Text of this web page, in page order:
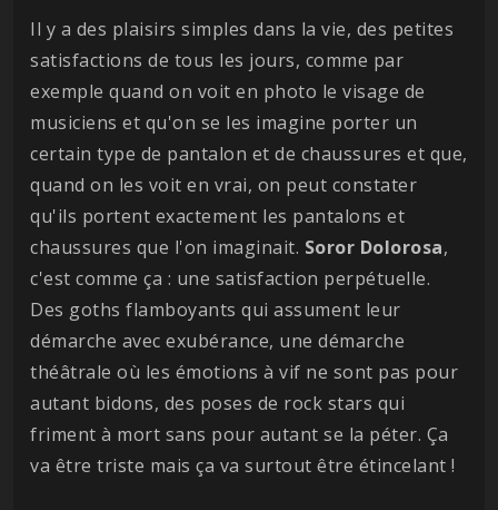
Il y a des plaisirs simples dans la vie, des petites
satisfactions de tous les jours, comme par
exemple quand on voit en photo le visage de
musiciens et qu'on se les imagine porter un
certain type de pantalon et de chaussures et que,
quand on les voit en vrai, on peut constater
qu'ils portent exactement les pantalons et
chaussures que l'on imaginait. Soror Dolorosa,
c'est comme ça : une satisfaction perpétuelle.
Des goths flamboyants qui assument leur
démarche avec exubérance, une démarche
théâtrale où les émotions à vif ne sont pas pour
autant bidons, des poses de rock stars qui
friment à mort sans pour autant se la péter. Ça
va être triste mais ça va surtout être étincelant !